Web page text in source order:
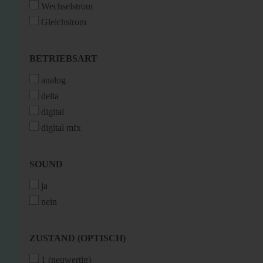
Wechselstrom
Gleichstrom
BETRIEBSART
BETRIEBSART
analog
delta
digital
digital mfx
SOUND
SOUND
ja
nein
ZUSTAND
ZUSTAND (OPTISCH)
1 (neuwertig)